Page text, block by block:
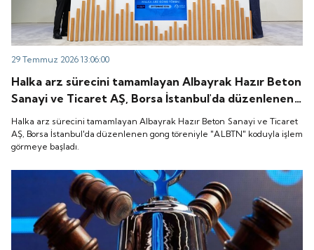
29 Temmuz 2026 13:06:00
Halka arz sürecini tamamlayan Albayrak Hazır Beton
Sanayi ve Ticaret AŞ, Borsa İstanbul'da düzenlenen
gong töreniyle "ALBTN" koduyla işlem görmeye
başladı.
Halka arz sürecini tamamlayan Albayrak Hazır Beton Sanayi ve Ticaret
AŞ, Borsa İstanbul'da düzenlenen gong töreniyle "ALBTN" koduyla işlem
görmeye başladı.